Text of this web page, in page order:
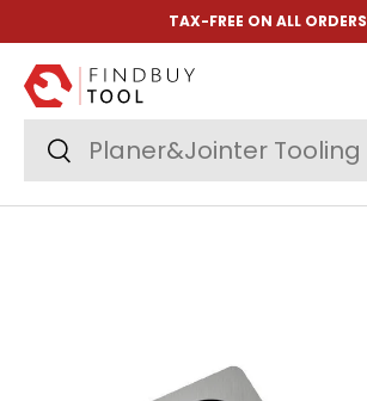
Ir al contenido
TAX-FREE ON ALL ORDERS
Buscar
Buscar